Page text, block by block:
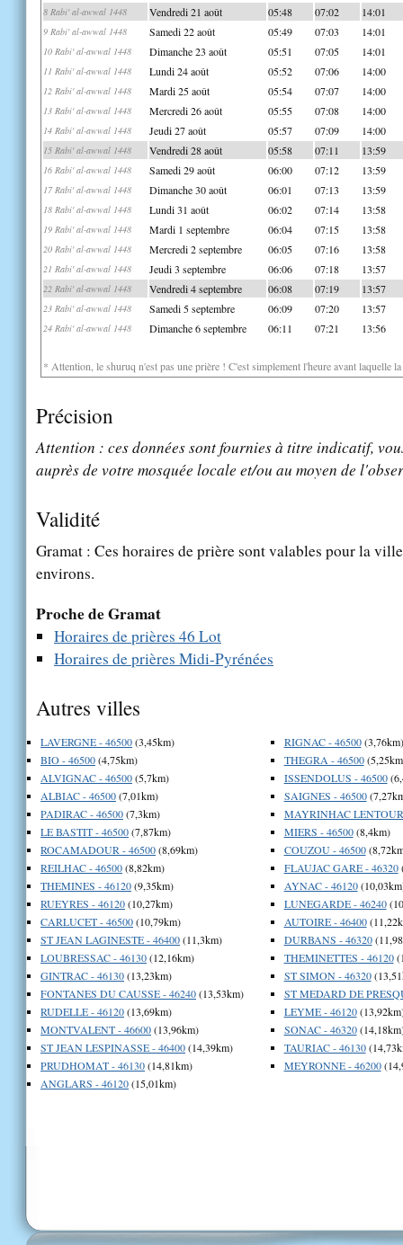
8 Rabi' al-awwal 1448 Vendredi 21 août 05:48 07:02 14:01
9 Rabi' al-awwal 1448 Samedi 22 août 05:49 07:03 14:01
10 Rabi' al-awwal 1448 Dimanche 23 août 05:51 07:05 14:01
11 Rabi' al-awwal 1448 Lundi 24 août 05:52 07:06 14:00
12 Rabi' al-awwal 1448 Mardi 25 août 05:54 07:07 14:00
13 Rabi' al-awwal 1448 Mercredi 26 août 05:55 07:08 14:00
14 Rabi' al-awwal 1448 Jeudi 27 août 05:57 07:09 14:00
15 Rabi' al-awwal 1448 Vendredi 28 août 05:58 07:11 13:59
16 Rabi' al-awwal 1448 Samedi 29 août 06:00 07:12 13:59
17 Rabi' al-awwal 1448 Dimanche 30 août 06:01 07:13 13:59
18 Rabi' al-awwal 1448 Lundi 31 août 06:02 07:14 13:58
19 Rabi' al-awwal 1448 Mardi 1 septembre 06:04 07:15 13:58
20 Rabi' al-awwal 1448 Mercredi 2 septembre 06:05 07:16 13:58
21 Rabi' al-awwal 1448 Jeudi 3 septembre 06:06 07:18 13:57
22 Rabi' al-awwal 1448 Vendredi 4 septembre 06:08 07:19 13:57
23 Rabi' al-awwal 1448 Samedi 5 septembre 06:09 07:20 13:57
24 Rabi' al-awwal 1448 Dimanche 6 septembre 06:11 07:21 13:56
* Attention, le shuruq n'est pas une prière ! C'est simplement l'heure avant laquelle
Précision
Attention : ces données sont fournies à titre indicatif,
auprès de votre mosquée locale et/ou au moyen de
Validité
Gramat : Ces horaires de prière sont valables pour la
environs.
Proche de Gramat
Horaires de prières 46 Lot
Horaires de prières Midi-Pyrénées
Autres villes
LAVERGNE - 46500(3,45km)
BIO - 46500(4,75km)
ALVIGNAC - 46500(5,7km)
ALBIAC - 46500(7,01km)
PADIRAC - 46500(7,3km)
LE BASTIT - 46500(7,87km)
ROCAMADOUR - 46500(8,69km)
REILHAC - 46500(8,82km)
THEMINES - 46120(9,35km)
RUEYRES - 46120(10,27km)
CARLUCET - 46500(10,79km)
ST JEAN LAGINESTE - 46400(11,3km)
LOUBRESSAC - 46130(12,16km)
GINTRAC - 46130(13,23km)
FONTANES DU CAUSSE - 46240(13,53km)
RUDELLE - 46120(13,69km)
MONTVALENT - 46600(13,96km)
ST JEAN LESPINASSE - 46400(14,39km)
PRUDHOMAT - 46130(14,81km)
ANGLARS - 46120(15,01km)
RIGNAC - 46500(3,76km)
THEGRA - 46500
ISSENDOLUS - 46500
SAIGNES - 46500
MAYRINHAC
MIERS - 46500(8,4km)
COUZOU - 46500
FLAUJAC GARE - 46320
AYNAC - 46120
LUNEGARDE - 46240
AUTOIRE - 46400
DURBANS - 46320
THEMINETTES - 46120
ST SIMON - 46320
ST MEDARD DE
LEYME - 46120
SONAC - 46320
TAURIAC - 46130
MEYRONNE - 46200